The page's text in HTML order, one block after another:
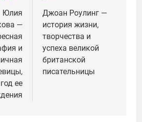
Юлия
—
и
ее
Джоан Роулинг —
история жизни,
творчества и
успеха великой
британской
писательницы